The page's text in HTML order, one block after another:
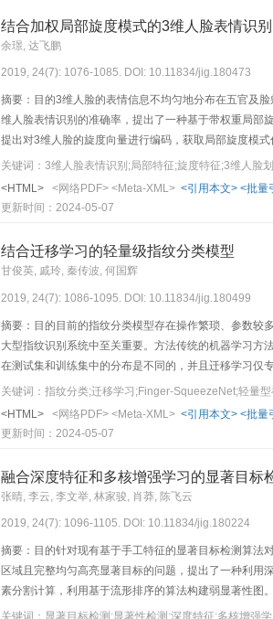
结合加权局部旋度模式的3维人脸表情识别
余璟, 达飞鹏
2019, 24(7): 1076-1085. DOI: 10.11834/jig.180473
摘要：目的3维人脸的表情信息不均匀地分布在五官及
维人脸表情识别的准确率，提出了一种基于带权重局部
提出对3维人脸的旋度向量进行编码，获取局部旋度模
影偏差算法结合，前者实现3维人脸子区域的不规则划
对表情识别的贡献大小为各区域的局部旋度模式特征
BU-3DFE 3维人脸表情库对本文提出的局部旋度模式特
判率也较低。结论局部旋度模式特征对3维人脸的表情
重的准确计算，有效提高特征对表情的识别能力。试验
<HTML>
<网络PDF> <Meta-XML> <引用本文> <批量
更新时间：2024-05-07
结合迁移学习的轻量级指纹分类模型
甘俊英, 戚玲, 秦传波, 何国辉
2019, 24(7): 1086-1095. DOI: 10.11834/jig.180499
摘要：目的目前的指纹分类模型存在操作繁琐、参数较
大型指纹识别系统中至关重要。方法传统的机器学习方
在测试集和训练集中的分布是不同的，并且迁移学习仅
学习的轻量级指纹分类模型。该模型结合迁移学习，首
场图数据集用于本文提出的轻量级Finger-
练模型部分的网络参数不变，使用指纹图像数据集
网络模型可以达到98.45%，最终采用单枚指纹测试的
分类模型在大幅度减少网络参数的同时仍能达到较高的
指纹特征信息，而且有望使指纹分类模型拓展到移动端。
<HTML>
<网络PDF> <Meta-XML> <引用本文> <批量
更新时间：2024-05-07
融合深度特征和多核增强学习的显著目标
张晴, 李云, 李文举, 林家骏, 肖莽, 陈飞云
2019, 24(7): 1096-1105. DOI: 10.11834/jig.180224
摘要：目的针对现有基于手工特征的显著目标检测算法
区域且完整均匀高亮显著目标的问题，提出了一种利
素分割计算，利用基于流形排序的算法构建弱显著性图
征，结合弱显著性图从多尺度序列图像内获得可靠的训